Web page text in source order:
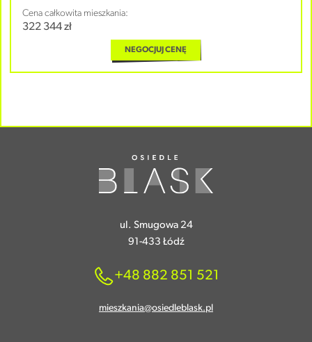
Cena całkowita mieszkania:
322 344 zł
NEGOCJUJ CENĘ
ul. Smugowa 24
91-433 Łódź
+48 882 851 521
mieszkania@osiedleblask.pl